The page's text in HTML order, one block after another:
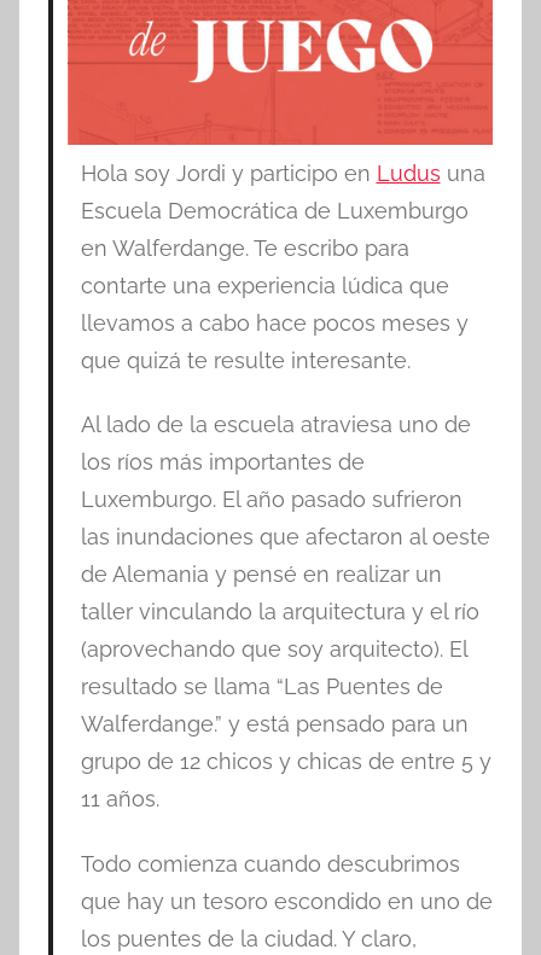
Hola soy Jordi y participo en Ludus una
Escuela Democrática de Luxemburgo
en Walferdange. Te escribo para
contarte una experiencia lúdica que
llevamos a cabo hace pocos meses y
que quizá te resulte interesante.
Al lado de la escuela atraviesa uno de
los ríos más importantes de
Luxemburgo. El año pasado sufrieron
las inundaciones que afectaron al oeste
de Alemania y pensé en realizar un
taller vinculando la arquitectura y el río
(aprovechando que soy arquitecto). El
resultado se llama “Las Puentes de
Walferdange.” y está pensado para un
grupo de 12 chicos y chicas de entre 5 y
11 años.
Todo comienza cuando descubrimos
que hay un tesoro escondido en uno de
los puentes de la ciudad. Y claro,